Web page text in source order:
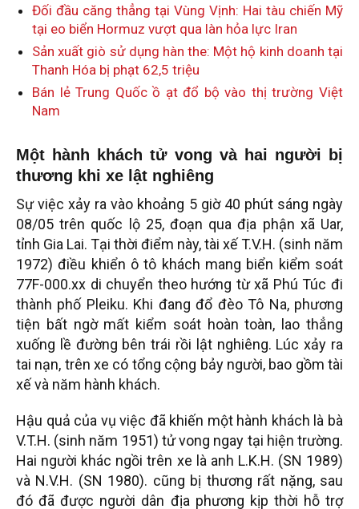
Đối đầu căng thẳng tại Vùng Vịnh: Hai tàu chiến Mỹ
tại eo biển Hormuz vượt qua làn hỏa lực Iran
Sản xuất giò sử dụng hàn the: Một hộ kinh doanh tại
Thanh Hóa bị phạt 62,5 triệu
Bán lẻ Trung Quốc ồ ạt đổ bộ vào thị trường Việt
Nam
Một hành khách tử vong và hai người bị
thương khi xe lật nghiêng
Sự việc xảy ra vào khoảng 5 giờ 40 phút sáng ngày
08/05 trên quốc lộ 25, đoạn qua địa phận xã Uar,
tỉnh Gia Lai. Tại thời điểm này, tài xế T.V.H. (sinh năm
1972) điều khiển ô tô khách mang biển kiểm soát
77F-000.xx di chuyển theo hướng từ xã Phú Túc đi
thành phố Pleiku. Khi đang đổ đèo Tô Na, phương
tiện bất ngờ mất kiểm soát hoàn toàn, lao thẳng
xuống lề đường bên trái rồi lật nghiêng. Lúc xảy ra
tai nạn, trên xe có tổng cộng bảy người, bao gồm tài
xế và năm hành khách.
Hậu quả của vụ việc đã khiến một hành khách là bà
V.T.H. (sinh năm 1951) tử vong ngay tại hiện trường.
Hai người khác ngồi trên xe là anh L.K.H. (SN 1989)
và N.V.H. (SN 1980). cũng bị thương rất nặng, sau
đó đã được người dân địa phương kịp thời hỗ trợ